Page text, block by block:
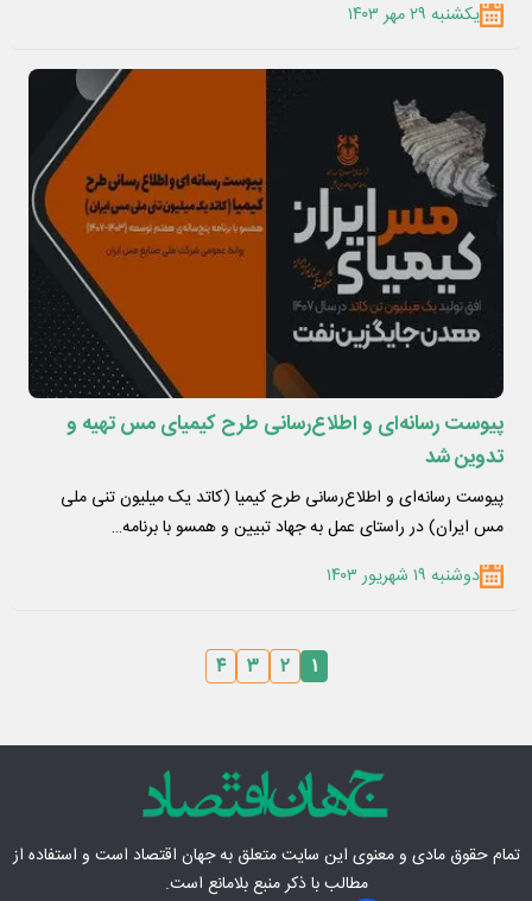
یکشنبه ۲۹ مهر ۱۴۰۳
پیوست رسانه‌ای و اطلاع‌رسانی طرح کیمیای مس تهیه و
تدوین شد
پیوست رسانه‌ای و اطلاع‌رسانی طرح کیمیا (کاتد یک میلیون تنی ملی
مس ایران) در راستای عمل به جهاد تبیین و همسو با برنامه…
دوشنبه ۱۹ شهریور ۱۴۰۳
۱ ۲ ۳ ۴
تمام حقوق مادی‌ و معنوی این سایت متعلق بهجهان اقتصاد است و استفاده از
مطالب با ذکر منبع بلامانع است.